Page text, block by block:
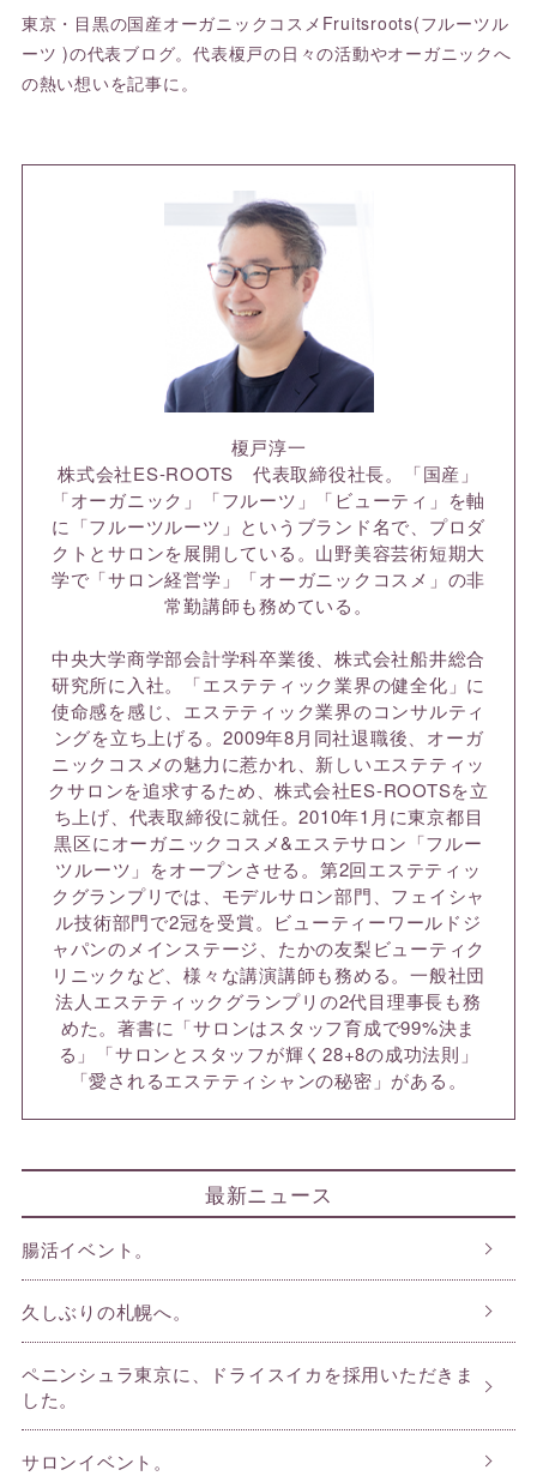
東京・目黒の国産オーガニックコスメFruitsroots(フルーツル
ーツ )の代表ブログ。代表榎戸の日々の活動やオーガニックへ
の熱い想いを記事に。
榎戸淳一
株式会社ES-ROOTS 代表取締役社長。「国産」
「オーガニック」「フルーツ」「ビューティ」を軸
に「フルーツルーツ」というブランド名で、プロダ
クトとサロンを展開している。山野美容芸術短期大
学で「サロン経営学」「オーガニックコスメ」の非
常勤講師も務めている。
中央大学商学部会計学科卒業後、株式会社船井総合
研究所に入社。「エステティック業界の健全化」に
使命感を感じ、エステティック業界のコンサルティ
ングを立ち上げる。2009年8月同社退職後、オーガ
ニックコスメの魅力に惹かれ、新しいエステティッ
クサロンを追求するため、株式会社ES-ROOTSを立
ち上げ、代表取締役に就任。2010年1月に東京都目
黒区にオーガニックコスメ&エステサロン「フルー
ツルーツ」をオープンさせる。第2回エステティッ
クグランプリでは、モデルサロン部門、フェイシャ
ル技術部門で2冠を受賞。ビューティーワールドジ
ャパンのメインステージ、たかの友梨ビューティク
リニックなど、様々な講演講師も務める。一般社団
法人エステティックグランプリの2代目理事長も務
めた。著書に「サロンはスタッフ育成で99%決ま
る」「サロンとスタッフが輝く28+8の成功法則」
「愛されるエステティシャンの秘密」がある。
最新ニュース
腸活イベント。
久しぶりの札幌へ。
ペニンシュラ東京に、ドライスイカを採用いただきま
した。
サロンイベント。